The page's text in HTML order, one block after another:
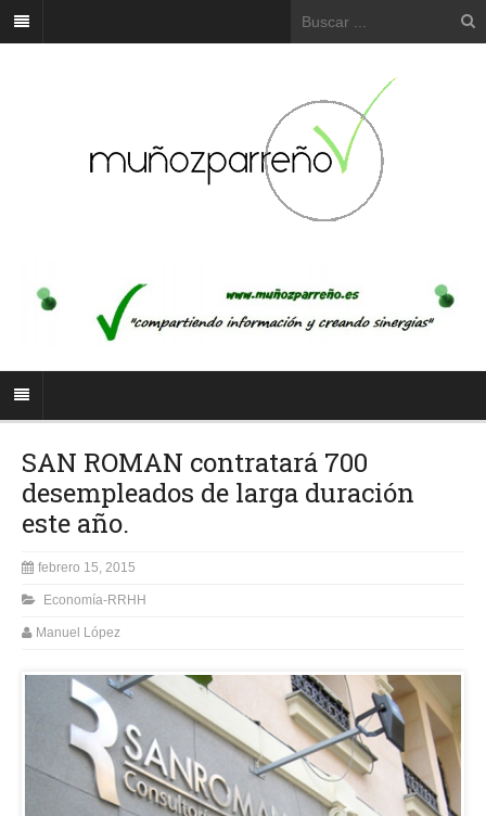
SAN ROMAN contratará 700
desempleados de larga duración
este año.
febrero 15, 2015
Economía-RRHH
Manuel López